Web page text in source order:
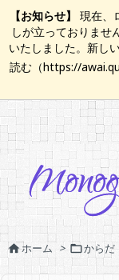
【お知らせ】
現在、
しが立っておりませ
いたしました。新し
読む（https://
ホーム > からだ